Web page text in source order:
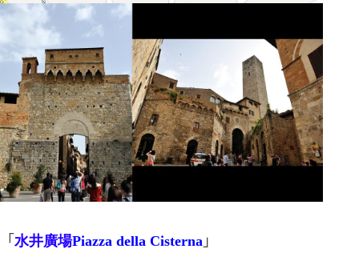
「 水井廣場Piazza della Cisterna 」